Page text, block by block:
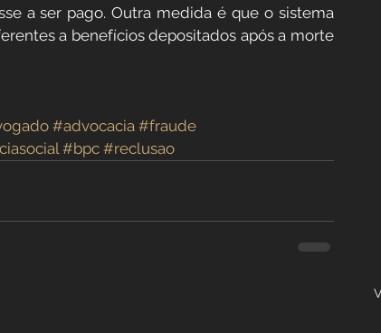
a ser pago. Outra medida é que o sistema
a benefícios depositados após a morte
#advocacia #fraude
#bpc #reclusao